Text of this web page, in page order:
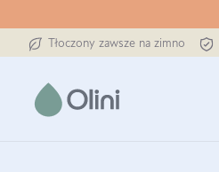
Tłoczony zawsze na zimno